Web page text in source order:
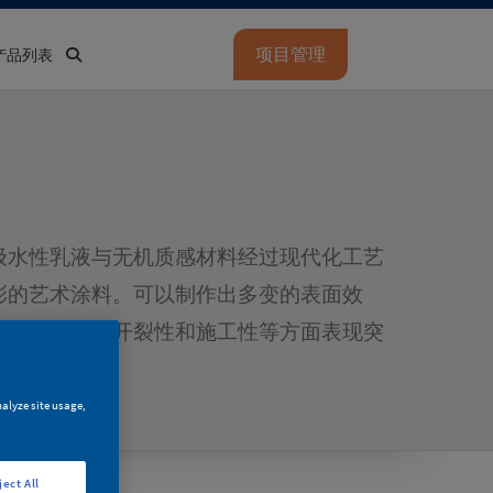
品列表 项目管理
性乳液与无机质感材料经过现代化工艺
艺术涂料。可以制作出多变的表面效
耐候性，抗开裂性和施工性等方面表现突
site usage,
All